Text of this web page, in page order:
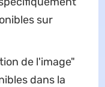
sur
de l'image"
dans la